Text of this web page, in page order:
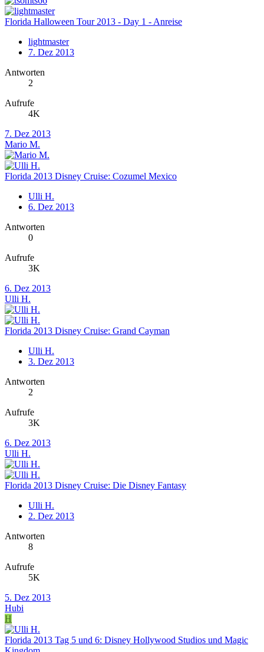
Florida Halloween Tour 2013 - Day 1 - Anreise
lightmaster
7. Dez 2013
Antworten
2
Aufrufe
4K
7. Dez 2013
Mario M.
Florida 2013 Disney Cruise: Cozumel Mexico
Ulli H.
6. Dez 2013
Antworten
0
Aufrufe
3K
6. Dez 2013
Ulli H.
Florida 2013 Disney Cruise: Grand Cayman
Ulli H.
3. Dez 2013
Antworten
2
Aufrufe
3K
6. Dez 2013
Ulli H.
Florida 2013 Disney Cruise: Die Disney Fantasy
Ulli H.
2. Dez 2013
Antworten
8
Aufrufe
5K
5. Dez 2013
Hubi
H
Florida 2013 Tag 5 und 6: Disney Hollywood Studios und Magic